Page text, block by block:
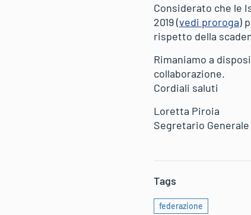
Considerato che le
2019 (vedi proroga)
rispetto della
Rimaniamo a
collaborazione.
Cordiali saluti
Loretta Piroia
Segretario Generale
Tags
federazione